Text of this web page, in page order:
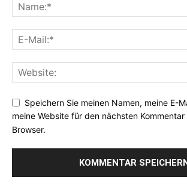
Speichern Sie meinen Namen, meine E-
meine Website für den nächsten Kommentar
Browser.